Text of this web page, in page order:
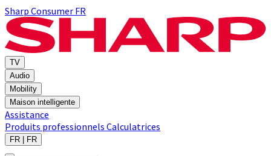
Sharp Consumer FR
TV
Audio
Mobility
Maison intelligente
Assistance
Produits professionnels Calculatrices
FR | FR